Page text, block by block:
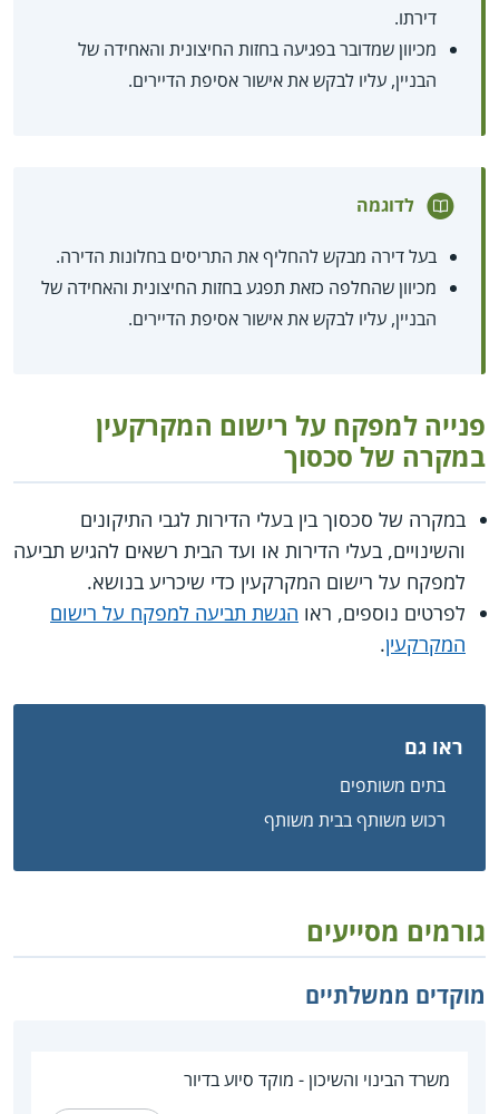
דירתו.
מכיוון שמדובר בפגיעה בחזות החיצונית והאחידה של
הבניין, עליו לבקש את אישור אסיפת הדיירים.
לדוגמה
בעל דירה מבקש להחליף את התריסים בחלונות הדירה.
מכיוון שהחלפה כזאת תפגע בחזות החיצונית והאחידה של
הבניין, עליו לבקש את אישור אסיפת הדיירים.
פנייה למפקח על רישום המקרקעין
במקרה של סכסוך
במקרה של סכסוך בין בעלי הדירות לגבי התיקונים
והשינויים, בעלי הדירות או ועד הבית רשאים להגיש תביעה
למפקח על רישום המקרקעין כדי שיכריע בנושא.
לפרטים נוספים, ראו הגשת תביעה למפקח על רישום
המקרקעין.
ראו גם
בתים משותפים
רכוש משותף בבית משותף
גורמים מסייעים
מוקדים ממשלתיים
משרד הבינוי והשיכון - מוקד סיוע בדיור